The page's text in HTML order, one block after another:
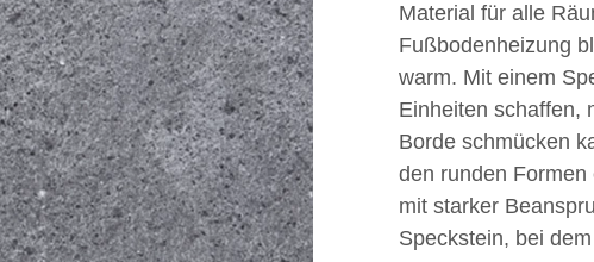
Material für alle
Fußbodenheizung
warm. Mit einem
Einheiten schaffen,
Borde schmücken
den runden
mit starker
Speckstein, bei